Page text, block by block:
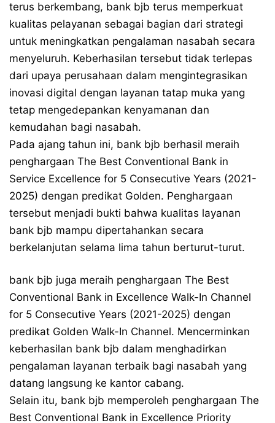
terus berkembang, bank bjb terus memperkuat
kualitas pelayanan sebagai bagian dari strategi
untuk meningkatkan pengalaman nasabah secara
menyeluruh. Keberhasilan tersebut tidak terlepas
dari upaya perusahaan dalam mengintegrasikan
inovasi digital dengan layanan tatap muka yang
tetap mengedepankan kenyamanan dan
kemudahan bagi nasabah.
Pada ajang tahun ini, bank bjb berhasil meraih
penghargaan The Best Conventional Bank in
Service Excellence for 5 Consecutive Years (2021-
2025) dengan predikat Golden. Penghargaan
tersebut menjadi bukti bahwa kualitas layanan
bank bjb mampu dipertahankan secara
berkelanjutan selama lima tahun berturut-turut.
bank bjb juga meraih penghargaan The Best
Conventional Bank in Excellence Walk-In Channel
for 5 Consecutive Years (2021-2025) dengan
predikat Golden Walk-In Channel. Mencerminkan
keberhasilan bank bjb dalam menghadirkan
pengalaman layanan terbaik bagi nasabah yang
datang langsung ke kantor cabang.
Selain itu, bank bjb memperoleh penghargaan The
Best Conventional Bank in Excellence Priority